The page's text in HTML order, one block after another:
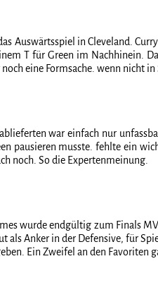
Auswärtsspiel in Cleveland.
T für Green im Nachhinein.
eine Formsache. wenn nicht
war einfach nur
pausieren musste. fehlte ein
noch. So die Expertenmeinung.
wurde endgültig zum Finals
Anker in der Defensive, für
Ein Zweifel an den